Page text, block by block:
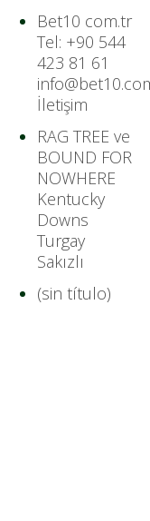
Bet10 com.tr
Tel: +90 544
423 81 61
İletişim
RAG TREE ve
BOUND FOR
NOWHERE
Kentucky
Downs
Turgay
Sakızlı
(sin título)